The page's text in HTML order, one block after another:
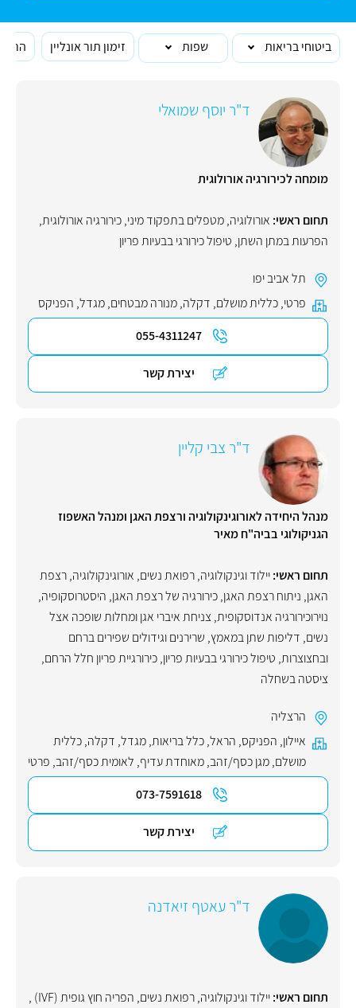
ביטוחי בריאות שפות זימון תור אונליין
ד"ר יוסף שמואלי
מומחה לכירורגיה אורולוגית
תחום ראשי: אורולוגיה,מטפלים בתפקוד מיני,כירורגיה אורולוגית,
הפרעות במתן השתן, טיפול כירורגי בבעיות פריון
תל אביב יפו
פרטי,כללית מושלם, דקלה,מנורה מבטחים,מגדל, הפניקס
055-4311247
יצירת קשר
ד"ר צבי קליין
מנהל היחידה לאורוגינקולוגיה ורצפת האגן ומנהל האשפוז
הגניקולוגי בביה"ח מאיר
תחום ראשי:יילוד וגינקולוגיה, רפואת נשים, אורוגינקולוגיה,רצפת
האגן, ניתוח רצפת האגן,כירורגיה של רצפת האגן, היסטרוסקופיה,
נוירוכירורגיה אנדוסקופית, צניחת איברי אגן ומחלות שופכה אצל
נשים, דליפות שתן במאמץ, שרירנים וגידולים שפירים ברחם
ובחצוצרות, טיפול כירורגי בבעיות פריון,כירורגיית פריון חלל הרחם,
ציסטה בשחלה
הרצליה
איילון, הפניקס, הראל,כלל בריאות,מגדל, דקלה,כללית
מושלם,מגן כסף/זהב,מאוחדת עדיף, לאומית כסף/זהב, פרטי
073-7591618
יצירת קשר
ד"ר עאטף זיאדנה
תחום ראשי:יילוד וגינקולוגיה, רפואת נשים, הפריה חוץ גופית (IVF)
,